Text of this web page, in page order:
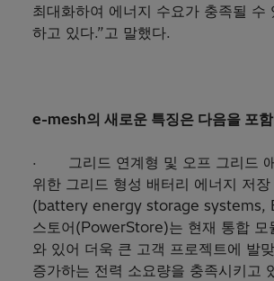
최대화하여 에너지 수요가 충족될 수
하고 있다.”고 말했다.
e-mesh의 새로운 특징은 다음을 포
· 그리드 연계형 및 오프 그리드
위한 그리드 형성 배터리 에너지 저장
(battery energy storage systems,
스토어(PowerStore)는 현재 통합 모
와 있어 더욱 큰 고객 프로젝트에 발
증가하는 전력 소요량을 충족시키고